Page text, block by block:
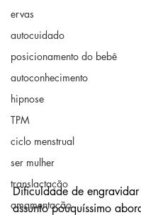
ervas
autocuidado
posicionamento do bebê
autoconhecimento
hipnose
TPM
ciclo menstrual
ser mulher
translactação
amamentação
Dificuldade de
assunto pouquíssimo